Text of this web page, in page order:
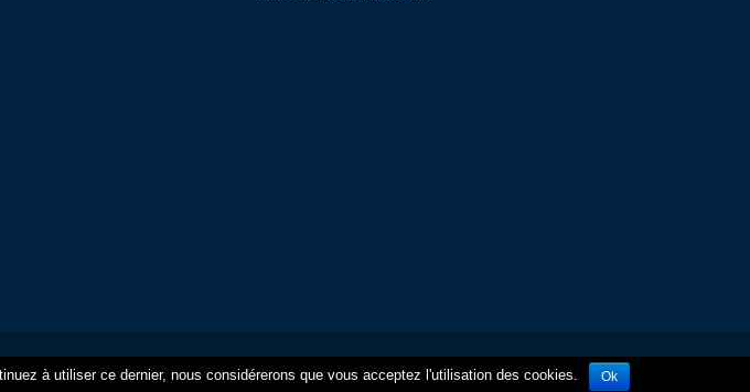
à utiliser ce dernier, nous considérerons que vous acceptez l'utilisation des cookies. Ok